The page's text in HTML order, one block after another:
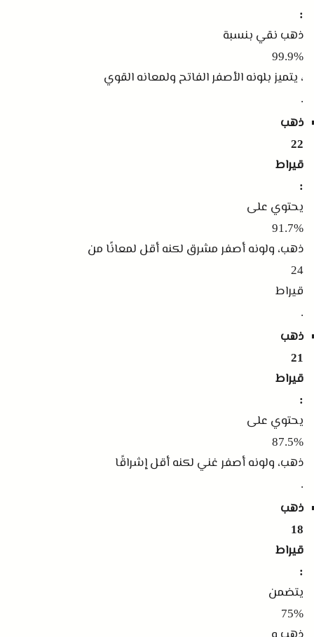
:
ذهب نقي بنسبة
99.9%
، يتميز بلونه الأصفر الفاتح ولمعانه القوي
.
ذهب
22
قيراط
:
يحتوي على
91.7%
ذهب، ولونه أصفر مشرق لكنه أقل لمعانًا من
24
قيراط
.
ذهب
21
قيراط
:
يحتوي على
87.5%
ذهب، ولونه أصفر غني لكنه أقل إشراقًا
.
ذهب
18
قيراط
:
يتضمن
75%